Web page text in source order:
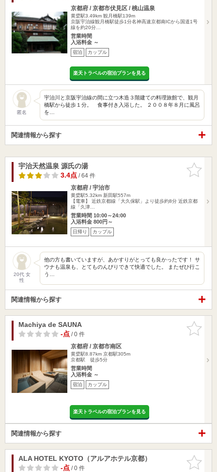
京都府 / 京都市伏見区 / 桃山温泉
黄檗駅3.49km 観月橋駅139m
京阪宇治線観月橋駅徒歩1分名神高速京都南ICから国道1号
線を約20分…
営業時間
入浴料金 ～
宿泊 カップル
楽天トラベルの宿泊プランを見る
匿名
宇治川と京阪宇治線の間に立つ木造３階建ての料理旅館で、観月
橋駅から徒歩１分。 食事付き入浴した。 ２００８年８月に風呂
を…
関連情報から探す
お気に入
りに追加
宇治天然温泉 源氏の湯
3.4点/ 64 件
京都府 / 宇治市
黄檗駅5.32km 新田駅557m
【電車】 近鉄京都線「大久保駅」より徒歩約8分 近鉄京都
線「久津…
営業時間 10:00～24:00
入浴料金 800円～
日帰り カップル
20代 女
性
他の方も書いていますが、あかすりがとっても良かったです！ サ
ウナも温泉も、とてものんびりできて快適でした。 またぜひ行こ
う…
関連情報から探す
お気に入
りに追加
Machiya de SAUNA
-点/ 0 件
京都府 / 京都市南区
黄檗駅8.87km 京都駅305m
京都駅 徒歩5分
営業時間
入浴料金 ～
宿泊 カップル
楽天トラベルの宿泊プランを見る
関連情報から探す
お気に入
りに追加
ALA HOTEL KYOTO（アルアホテル京都）
-点/ 0 件